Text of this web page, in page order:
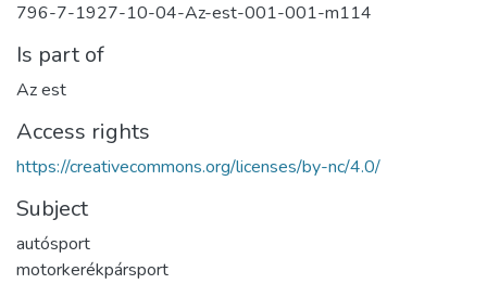
796-7-1927-10-04-Az-est-001-001-m114
Is part of
Az est
Access rights
https://creativecommons.org/licenses/by-nc/4.0/
Subject
autósport
motorkerékpársport